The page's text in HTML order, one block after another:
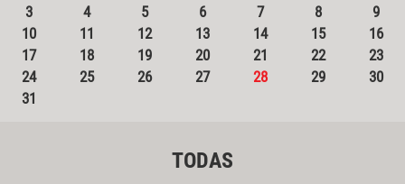
3
4 5 6 7 8
9
10
11 12 13 14 15
16
17
18 19 20 21 22
23
24
25 26 27 28 29
30
31
TODAS